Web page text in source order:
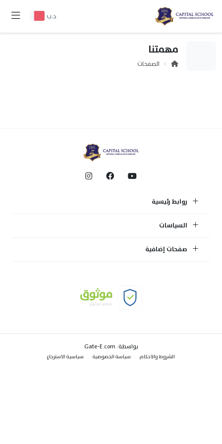
د.ب
مهمتنا
الصفحات
روابط رئيسية
السياسات
صفحات إضافية
بواسطة: Gate-E.com
الشروط والاحكام سياسة الخصوصية سياسية الاسترجاع